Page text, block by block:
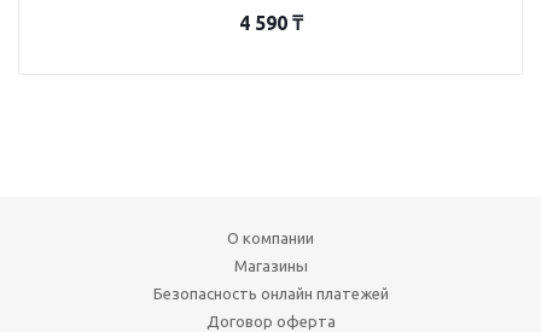
4 590 ₸
О компании
Магазины
Безопасность онлайн платежей
Договор оферта